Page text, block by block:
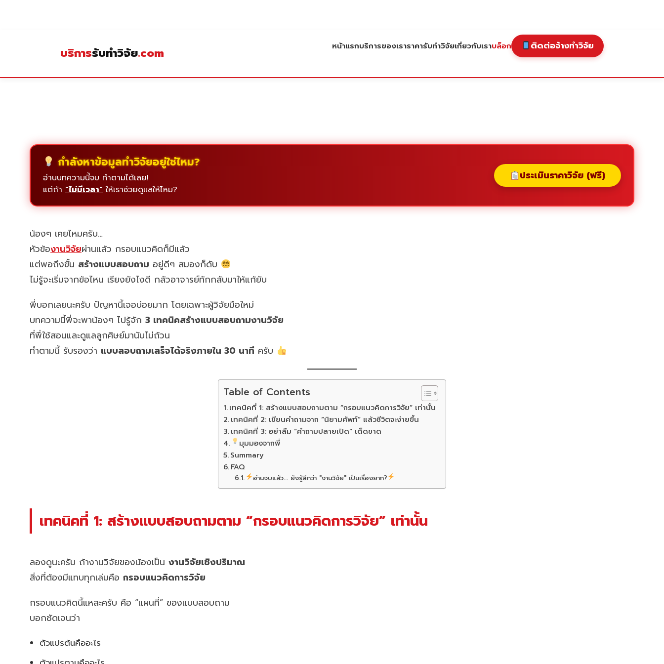
บริการรับทำวิจัย.com หน้าแรกบริการของเราราคารับทำวิจัยเกี่ยวกับเราบล็อก ติดต่อจ้างทำวิจัย
กำลังหาข้อมูลทำวิจัยอยู่ใช่ไหม?
อ่านบทความนี้จบ ทำตามได้เลย!
แต่ถ้า "ไม่มีเวลา" ให้เราช่วยดูแลให้ไหม?
ประเมินราคาวิจัย (ฟรี)
น้องๆ เคยไหมครับ…
หัวข้องานวิจัยผ่านแล้ว กรอบแนวคิดก็มีแล้ว
แต่พอถึงขั้น สร้างแบบสอบถาม อยู่ดีๆ สมองก็ดับ
ไม่รู้จะเริ่มจากข้อไหน เรียงยังไงดี กลัวอาจารย์ทักกลับมาให้แก้ยับ
พี่บอกเลยนะครับ ปัญหานี้เจอบ่อยมาก โดยเฉพาะผู้วิจัยมือใหม่
บทความนี้พี่จะพาน้องๆ ไปรู้จัก 3 เทคนิคสร้างแบบสอบถามงานวิจัย
ที่พี่ใช้สอนและดูแลลูกศิษย์มานับไม่ถ้วน
ทำตามนี้ รับรองว่า แบบสอบถามเสร็จได้จริงภายใน 30 นาที ครับ
Table of Contents
เทคนิคที่ 1: สร้างแบบสอบถามตาม “กรอบแนวคิดการวิจัย” เท่านั้น
เทคนิคที่ 2: เขียนคำถามจาก “นิยามศัพท์” แล้วชีวิตจะง่ายขึ้น
เทคนิคที่ 3: อย่าลืม “คำถามปลายเปิด” เด็ดขาด
มุมมองจากพี่
Summary
FAQ
อ่านจบแล้ว... ยังรู้สึกว่า "งานวิจัย" เป็นเรื่องยาก?
เทคนิคที่ 1: สร้างแบบสอบถามตาม “กรอบแนวคิดการวิจัย” เท่านั้น
ลองดูนะครับ ถ้างานวิจัยของน้องเป็น งานวิจัยเชิงปริมาณ
สิ่งที่ต้องมีแทบทุกเล่มคือ กรอบแนวคิดการวิจัย
กรอบแนวคิดนี้แหละครับ คือ “แผนที่” ของแบบสอบถาม
บอกชัดเจนว่า
ตัวแปรต้นคืออะไร